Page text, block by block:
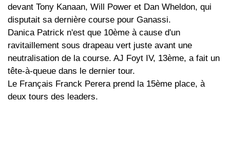
devant Tony Kanaan, Will Power et Dan Wheldon, qui
disputait sa dernière course pour Ganassi.
Danica Patrick n'est que 10ème à cause d'un
ravitaillement sous drapeau vert juste avant une
neutralisation de la course. AJ Foyt IV, 13ème, a fait un
tête-à-queue dans le dernier tour.
Le Français Franck Perera prend la 15ème place, à
deux tours des leaders.